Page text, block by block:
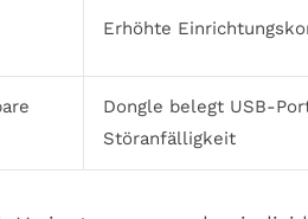
Erhöhte
Dongle belegt USB-
Störanfälligkeit